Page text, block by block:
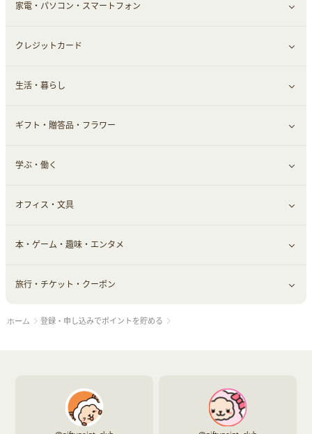
靴・フットウェア
小物・かばん
スーツ・フォーマル
ドリンク
お酒
食材宅配
スキンケア
メイクアップ
ヘアケア
メンズ美容
美容・ダイエット用品
脱毛用品
美容食品
すべて見る
健康食品｜青汁・飲料
健康食品｜乳酸菌・ケフィア
健康食品｜その他
スポーツ・フィットネス
日用品・薬局・からだ
家電・パソコン・スマートフォン
すべて見る
家電・パソコン・ソフトウェア
スマホ・携帯電話・SIM
クレジットカード
すべて見る
クレジットカード
生活・暮らし
すべて見る
車情報・カーシェア・レンタル
お役立ち
生活雑貨・家具インテリア
赤ちゃん・こども・マタニティ
ペット
ギフト・贈答品・フラワー
すべて見る
ギフト・贈答品
フラワー
学ぶ・働く
すべて見る
習い事・学習・学校
オフィス・文具
すべて見る
オフィス・文具
本・ゲーム・趣味・エンタメ
すべて見る
ゲーム・趣味
旅行・チケット・クーポン
すべて見る
チケット・クーポン・チラシ
ホーム 登録・申し込みでポイントを貯める